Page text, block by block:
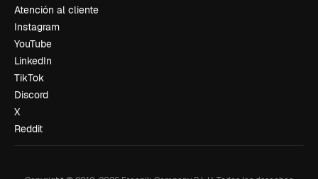
Atención al cliente
Instagram
YouTube
LinkedIn
TikTok
Discord
X
Reddit